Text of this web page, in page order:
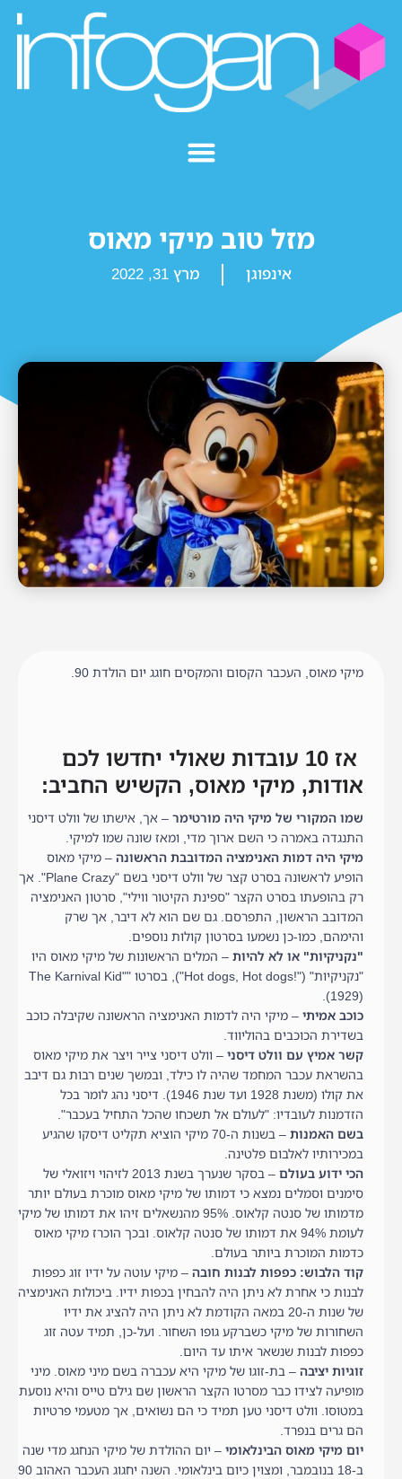
מזל טוב מיקי מאוס
אינפוגן מרץ 31, 2022
מיקי מאוס, העכבר הקסום והמקסים חוגג יום הולדת 90.
אז 10 עובדות שאולי יחדשו לכם
אודות, מיקי מאוס, הקשיש החביב:
שמו המקורי של מיקי היה מורטימר– אך, אישתו של וולט דיסני
התנגדה באמרה כי השם ארוך מדי, ומאז שונה שמו למיקי.
מיקי היה דמות האנימציה המדובבת הראשונה– מיקי מאוס
הופיע לראשונה בסרט קצר של וולט דיסני בשם "Plane Crazy". אך
רק בהופעתו בסרט הקצר "ספינת הקיטור ווילי", סרטון האנימציה
המדובב הראשון, התפרסם. גם שם הוא לא דיבר, אך שרק
והימהם, כמו-כן נשמעו בסרטון קולות נוספים.
"נקניקיות" או לא להיות– המלים הראשונות של מיקי מאוס היו
"נקניקיות" ("!Hot dogs, Hot dogs"), בסרטו "The Karnival Kid"
(1929).
כוכב אמיתי– מיקי היה לדמות האנימציה הראשונה שקיבלה כוכב
בשדירת הכוכבים בהוליווד.
קשר אמיץ עם וולט דיסני– וולט דיסני צייר ויצר את מיקי מאוס
בהשראת עכבר המחמד שהיה לו כילד, ובמשך שנים רבות גם דיבב
את קולו (משנת 1928 ועד שנת 1946). דיסני נהג לומר בכל
הזדמנות לעובדיו: "לעולם אל תשכחו שהכל התחיל בעכבר".
בשם האמנות
– בשנות ה-70 מיקי הוציא תקליט דיסקו שהגיע
במכירותיו לאלבום פלטינה.
הכי ידוע בעולם
– בסקר שנערך בשנת 2013 לזיהוי ויזואלי של
סימנים וסמלים נמצא כי דמותו של מיקי מאוס מוכרת בעולם יותר
מדמותו של סנטה קלאוס. 95% מהנשאלים זיהו את דמותו של מיקי
לעומת 94% את דמותו של סנטה קלאוס. ובכך הוכרז מיקי מאוס
כדמות המוכרת ביותר בעולם.
קוד הלבוש: כפפות לבנות חובה– מיקי עוטה על ידיו זוג כפפות
לבנות כי אחרת לא ניתן היה להבחין בכפות ידיו. ביכולות האנימציה
של שנות ה-20 במאה הקודמת לא ניתן היה להציג את ידיו
השחורות של מיקי כשברקע גופו השחור. ועל-כן, תמיד עטה זוג
כפפות לבנות שנשאר איתו עד היום.
זוגיות יציבה– בת-זוגו של מיקי היא עכברה בשם מיני מאוס. מיני
מופיעה לצידו כבר מסרטו הקצר הראשון שם גילם טייס והיא נוסעת
במטוסו. וולט דיסני טען תמיד כי הם נשואים, אך מטעמי פרטיות
הם גרים בנפרד.
יום מיקי מאוס הבינלאומי– יום ההולדת של מיקי הנחגג מדי שנה
ב-18 בנובמבר, ומצוין כיום בינלאומי. השנה יחגוג העכבר האהוב 90